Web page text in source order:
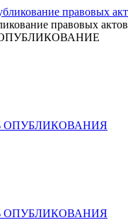
правовых актов
ОПУБЛИКОВАНИЯ
ОПУБЛИКОВАНИЯ